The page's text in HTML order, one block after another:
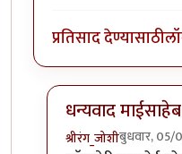
प्रतिसाद देण्यासाठी
धन्यवाद माईसाहेब
श्रीरंग_जोशीबुधवार, 05/